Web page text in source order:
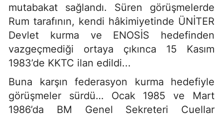
mutabakat sağlandı. Süren görüşmelerde
Rum tarafının, kendi hâkimiyetinde ÜNİTER
Devlet kurma ve ENOSİS hedefinden
vazgeçmediği ortaya çıkınca 15 Kasım
1983’de KKTC ilan edildi...
Buna karşın federasyon kurma hedefiyle
görüşmeler sürdü… Ocak 1985 ve Mart
1986’da BM Genel Sekreteri Cuellar